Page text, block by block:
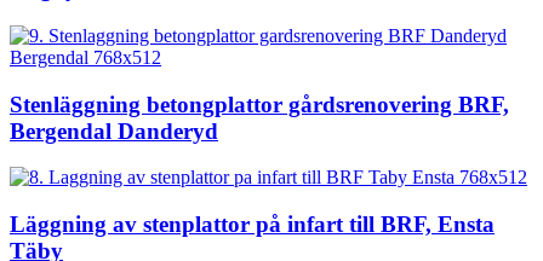
Stenläggning betongplattor gårdsrenovering BRF,
Bergendal Danderyd
Läggning av stenplattor på infart till BRF, Ensta
Täby